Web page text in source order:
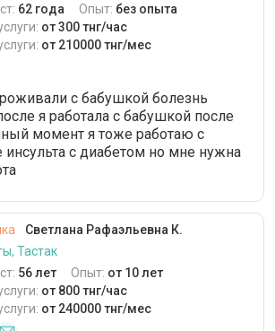
62 года Опыт: без опыта
от 300 тнг/час
от 210000 тнг/мес
с бабушкой болезнь
я работала с бабушкой после
момент я тоже работаю с
с диабетом но мне нужна
Светлана Рафаэльевна К.
Тастак
56 лет Опыт: от 10 лет
от 800 тнг/час
от 240000 тнг/мес